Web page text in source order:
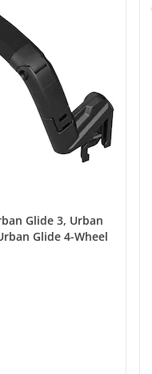
Glide 3, Urban
Glide 4-Wheel